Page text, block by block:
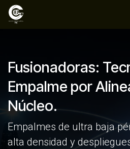
Ir al contenido
Fusionadoras:
Empalme por
Núcleo.
Empalmes de ultra baja
alta densidad y